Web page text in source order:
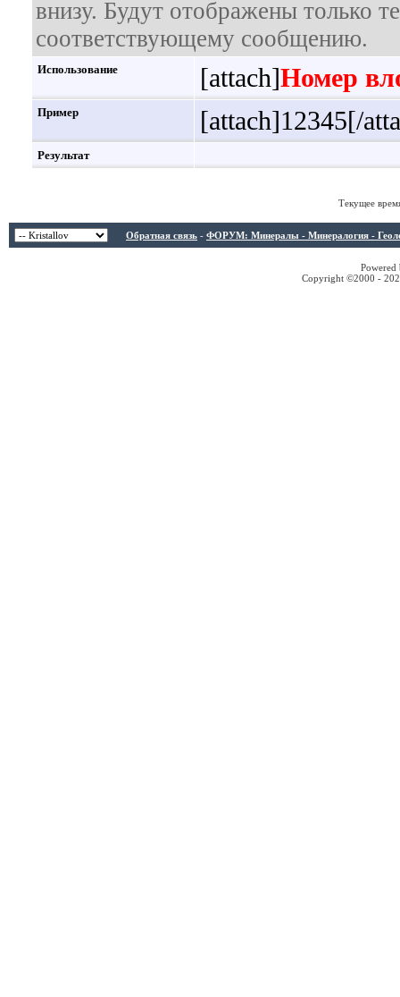
внизу. Будут отображены только
соответствующему сообщению.
Использование [attach]Номер
Пример [attach]12345[/
Результат
Текущее
Обратная связь - ФОРУМ: Минералы - Минералогия -
Copyright ©2000 -